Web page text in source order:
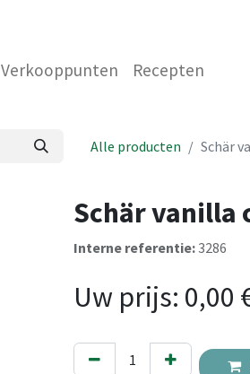
Verkooppunten Recepten
Alle producten Schär
Schär vanilla
Interne referentie:3286
Uw prijs: 0,00